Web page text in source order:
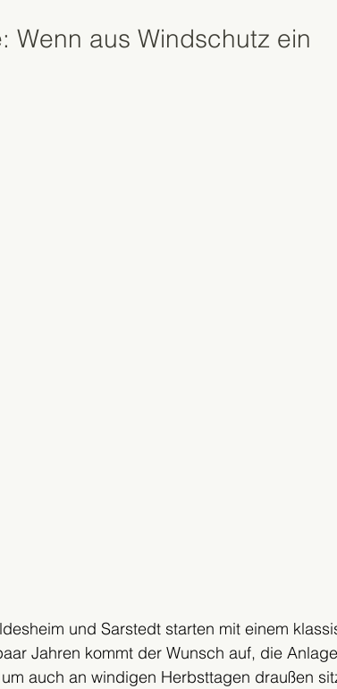
Wenn aus Windschutz ein
und Sarstedt starten mit einem
Jahren kommt der Wunsch auf, die
auch an windigen Herbsttagen draußen